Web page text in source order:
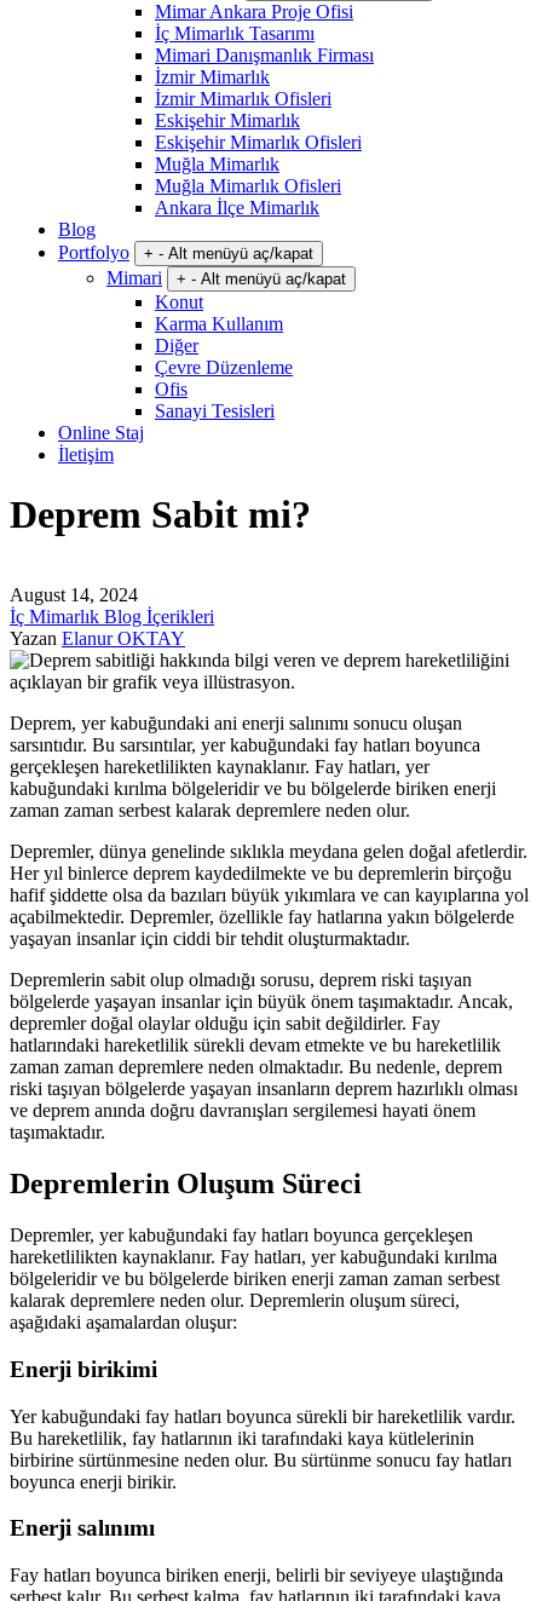
Mimar Ankara Proje Ofisi
İç Mimarlık Tasarımı
Mimari Danışmanlık Firması
İzmir Mimarlık
İzmir Mimarlık Ofisleri
Eskişehir Mimarlık
Eskişehir Mimarlık Ofisleri
Muğla Mimarlık
Muğla Mimarlık Ofisleri
Ankara İlçe Mimarlık
Blog
Portfolyo
+ - Alt menüyü aç/kapat
Mimari + - Alt menüyü aç/kapat
Konut
Karma Kullanım
Diğer
Çevre Düzenleme
Ofis
Sanayi Tesisleri
Online Staj
İletişim
Deprem Sabit mi?
August 14, 2024
İç Mimarlık Blog İçerikleri
Yazan Elanur OKTAY
Deprem, yer kabuğundaki ani enerji salınımı sonucu oluşan
sarsıntıdır. Bu sarsıntılar, yer kabuğundaki fay hatları boyunca
gerçekleşen hareketlilikten kaynaklanır. Fay hatları, yer
kabuğundaki kırılma bölgeleridir ve bu bölgelerde biriken enerji
zaman zaman serbest kalarak depremlere neden olur.
Depremler, dünya genelinde sıklıkla meydana gelen doğal afetlerdir.
Her yıl binlerce deprem kaydedilmekte ve bu depremlerin birçoğu
hafif şiddette olsa da bazıları büyük yıkımlara ve can kayıplarına yol
açabilmektedir. Depremler, özellikle fay hatlarına yakın bölgelerde
yaşayan insanlar için ciddi bir tehdit oluşturmaktadır.
Depremlerin sabit olup olmadığı sorusu, deprem riski taşıyan
bölgelerde yaşayan insanlar için büyük önem taşımaktadır. Ancak,
depremler doğal olaylar olduğu için sabit değildirler. Fay
hatlarındaki hareketlilik sürekli devam etmekte ve bu hareketlilik
zaman zaman depremlere neden olmaktadır. Bu nedenle, deprem
riski taşıyan bölgelerde yaşayan insanların deprem hazırlıklı olması
ve deprem anında doğru davranışları sergilemesi hayati önem
taşımaktadır.
Depremlerin Oluşum Süreci
Depremler, yer kabuğundaki fay hatları boyunca gerçekleşen
hareketlilikten kaynaklanır. Fay hatları, yer kabuğundaki kırılma
bölgeleridir ve bu bölgelerde biriken enerji zaman zaman serbest
kalarak depremlere neden olur. Depremlerin oluşum süreci,
aşağıdaki aşamalardan oluşur:
Enerji birikimi
Yer kabuğundaki fay hatları boyunca sürekli bir hareketlilik vardır.
Bu hareketlilik, fay hatlarının iki tarafındaki kaya kütlelerinin
birbirine sürtünmesine neden olur. Bu sürtünme sonucu fay hatları
boyunca enerji birikir.
Enerji salınımı
Fay hatları boyunca biriken enerji, belirli bir seviyeye ulaştığında
serbest kalır. Bu serbest kalma, fay hatlarının iki tarafındaki kaya